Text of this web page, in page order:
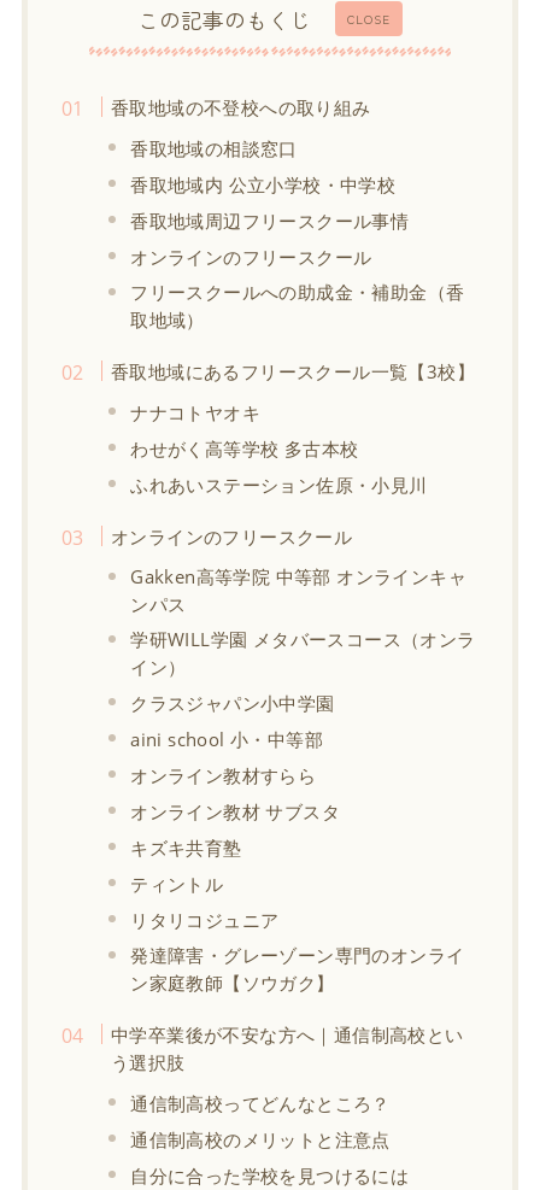
CLOSE
この記事のもくじ
香取地域の不登校への取り組み
香取地域の相談窓口
香取地域内 公立小学校・中学校
香取地域周辺フリースクール事情
オンラインのフリースクール
フリースクールへの助成金・補助金（香
取地域）
香取地域にあるフリースクール一覧【3校】
ナナコトヤオキ
わせがく高等学校 多古本校
ふれあいステーション佐原・小見川
オンラインのフリースクール
Gakken高等学院 中等部 オンラインキャ
ンパス
学研WILL学園 メタバースコース（オンラ
イン）
クラスジャパン小中学園
aini school 小・中等部
オンライン教材すらら
オンライン教材 サブスタ
キズキ共育塾
ティントル
リタリコジュニア
発達障害・グレーゾーン専門のオンライ
ン家庭教師【ソウガク】
中学卒業後が不安な方へ｜通信制高校とい
う選択肢
通信制高校ってどんなところ？
通信制高校のメリットと注意点
自分に合った学校を見つけるには